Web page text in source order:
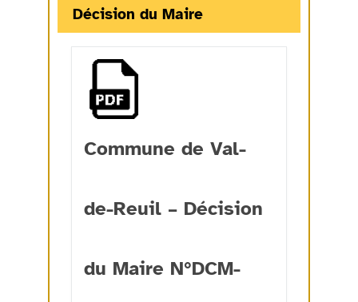
Décision du Maire
Commune de Val-
de-Reuil – Décision
du Maire N°DCM-